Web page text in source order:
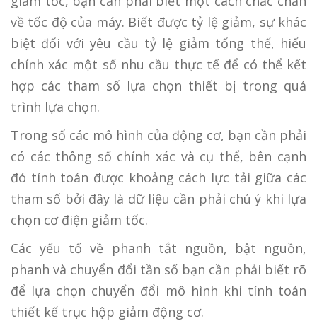
về tốc độ của máy. Biết được tỷ lệ giảm, sự khác
biệt đối với yêu cầu tỷ lệ giảm tổng thể, hiểu
chính xác một số nhu cầu thực tế để có thể kết
hợp các tham số lựa chọn thiết bị trong quá
trình lựa chọn.
Trong số các mô hình của động cơ, bạn cần phải
có các thông số chính xác và cụ thể, bên cạnh
đó tính toán được khoảng cách lực tải giữa các
tham số bởi đây là dữ liệu cần phải chú ý khi lựa
chọn cơ điện giảm tốc.
Các yếu tố về phanh tắt nguồn, bật nguồn,
phanh và chuyển đổi tần số bạn cần phải biết rõ
để lựa chọn chuyển đổi mô hình khi tính toán
thiết kế trục hộp giảm động cơ.